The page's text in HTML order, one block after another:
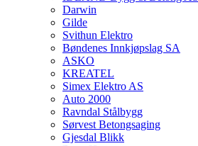
Darwin
Gilde
Svithun Elektro
Bøndenes Innkjøpslag SA
ASKO
KREATEL
Simex Elektro AS
Auto 2000
Ravndal Stålbygg
Sørvest Betongsaging
Gjesdal Blikk